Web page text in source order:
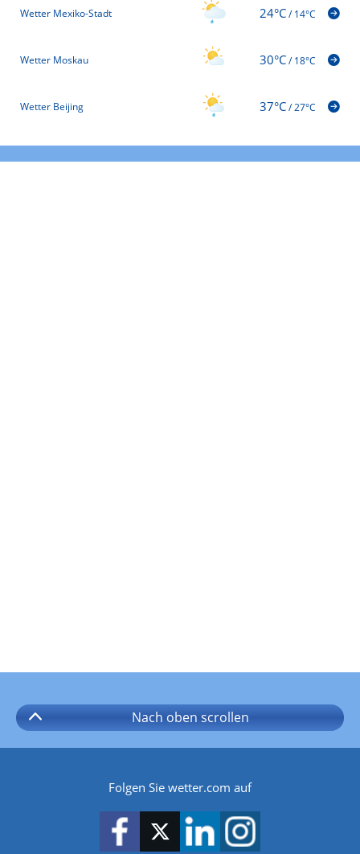
Wetter Mexiko-Stadt 24°C/14°C
Wetter Moskau 30°C/18°C
Wetter Beijing 37°C/27°C
Nach oben scrollen
Folgen Sie wetter.com auf